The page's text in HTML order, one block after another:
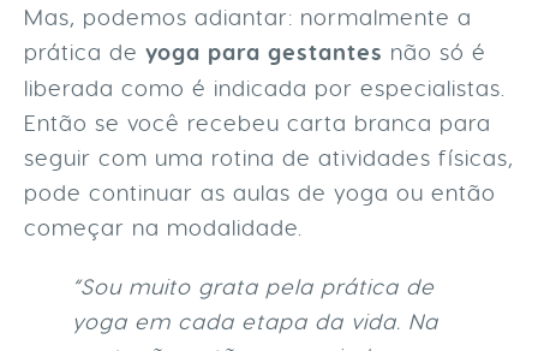
Mas, podemos adiantar: normalmente a
prática de yoga para gestantes não só é
liberada como é indicada por especialistas.
Então se você recebeu carta branca para
seguir com uma rotina de atividades físicas,
pode continuar as aulas de yoga ou então
começar na modalidade.
“Sou muito grata pela prática de
yoga em cada etapa da vida. Na